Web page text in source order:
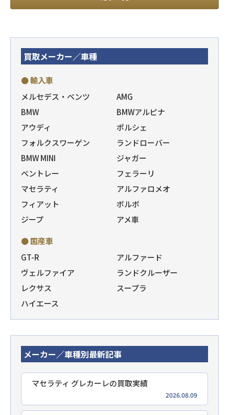
買取メーカー／車種
● 輸入車
メルセデス・ベンツ
AMG
BMW
BMWアルピナ
アウディ
ポルシェ
フォルクスワーゲン
ランドローバー
BMW MINI
ジャガー
ベントレー
フェラーリ
マセラティ
アルファロメオ
フィアット
ボルボ
ジープ
アメ車
● 国産車
GT-R
アルファード
ヴェルファイア
ランドクルーザー
レクサス
スープラ
ハイエース
メーカー／車種別最新記事
マセラティ グレカーレの買取実績
2026.08.09